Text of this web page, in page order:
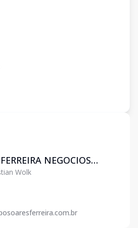
NEGOCIOS
LTDA
Wolk